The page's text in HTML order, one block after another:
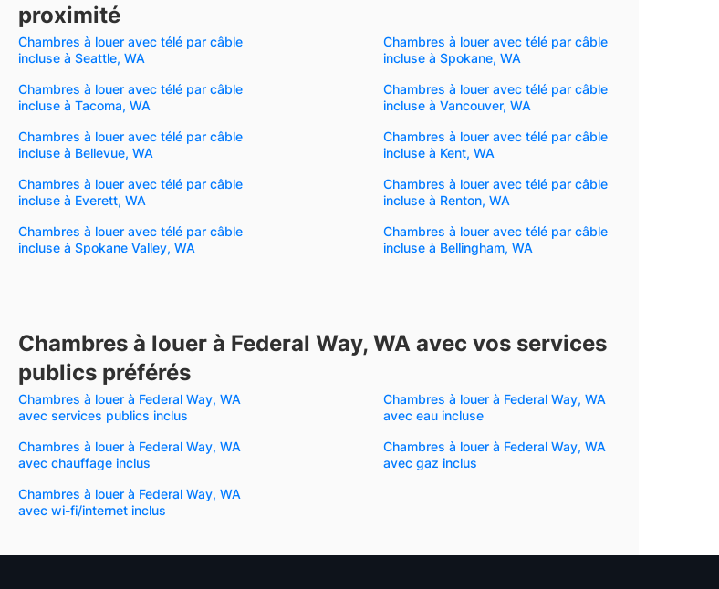
proximité
Chambres à louer avec télé par câble
incluse à Seattle, WA
Chambres à louer avec télé par câble
incluse à Spokane, WA
Chambres à louer avec télé par câble
incluse à Tacoma, WA
Chambres à louer avec télé par câble
incluse à Vancouver, WA
Chambres à louer avec télé par câble
incluse à Bellevue, WA
Chambres à louer avec télé par câble
incluse à Kent, WA
Chambres à louer avec télé par câble
incluse à Everett, WA
Chambres à louer avec télé par câble
incluse à Renton, WA
Chambres à louer avec télé par câble
incluse à Spokane Valley, WA
Chambres à louer avec télé par câble
incluse à Bellingham, WA
Chambres à louer à Federal Way, WA avec vos services
publics préférés
Chambres à louer à Federal Way, WA
avec services publics inclus
Chambres à louer à Federal Way, WA
avec eau incluse
Chambres à louer à Federal Way, WA
avec chauffage inclus
Chambres à louer à Federal Way, WA
avec gaz inclus
Chambres à louer à Federal Way, WA
avec wi-fi/internet inclus